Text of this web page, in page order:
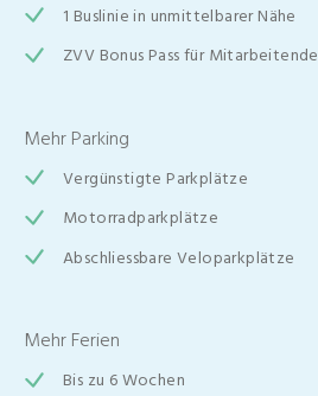
1 Buslinie in unmittelbarer Nähe
ZVV Bonus Pass für Mitarbeitende
Mehr Parking
Vergünstigte Parkplätze
Motorradparkplätze
Abschliessbare Veloparkplätze
Mehr Ferien
Bis zu 6 Wochen